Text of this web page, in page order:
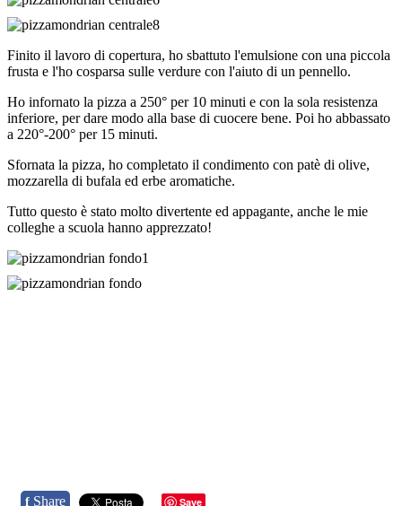
Finito il lavoro di copertura, ho sbattuto l'emulsione con una piccola
frusta e l'ho cosparsa sulle verdure con l'aiuto di un pennello.
Ho infornato la pizza a 250° per 10 minuti e con la sola resistenza
inferiore, per dare modo alla base di cuocere bene. Poi ho abbassato
a 220°-200° per 15 minuti.
Sfornata la pizza, ho completato il condimento con patè di olive,
mozzarella di bufala ed erbe aromatiche.
Tutto questo è stato molto divertente ed appagante, anche le mie
colleghe a scuola hanno apprezzato!
f Share Save